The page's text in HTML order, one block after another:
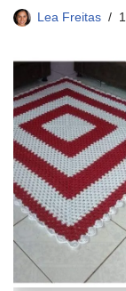
Lea Freitas